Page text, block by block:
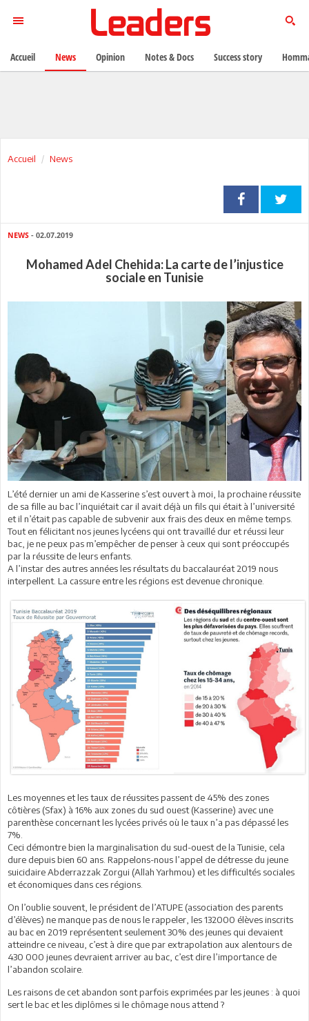
Accueil News
NEWS - 02.07.2019
Mohamed Adel Chehida: La carte de l’injustice
sociale en Tunisie
L’été dernier un ami de Kasserine s’est ouvert à moi, la prochaine réussite
de sa fille au bac l’inquiétait car il avait déjà un fils qui était à l’université
et il n’était pas capable de subvenir aux frais des deux en même temps.
Tout en félicitant nos jeunes lycéens qui ont travaillé dur et réussi leur
bac, je ne peux pas m’empêcher de penser à ceux qui sont préoccupés
par la réussite de leurs enfants.
A l’instar des autres années les résultats du baccalauréat 2019 nous
interpellent. La cassure entre les régions est devenue chronique.
Les moyennes et les taux de réussites passent de 45% des zones
côtières (Sfax) à 16% aux zones du sud ouest (Kasserine) avec une
parenthèse concernant les lycées privés où le taux n’a pas dépassé les
7%.
Ceci démontre bien la marginalisation du sud-ouest de la Tunisie, cela
dure depuis bien 60 ans. Rappelons-nous l’appel de détresse du jeune
suicidaire Abderrazzak Zorgui (Allah Yarhmou) et les difficultés sociales
et économiques dans ces régions.
On l’oublie souvent, le président de l’ATUPE (association des parents
d’élèves) ne manque pas de nous le rappeler, les 132000 élèves inscrits
au bac en 2019 représentent seulement 30% des jeunes qui devaient
atteindre ce niveau, c’est à dire que par extrapolation aux alentours de
430 000 jeunes devraient arriver au bac, c’est dire l’importance de
l’abandon scolaire.
Les raisons de cet abandon sont parfois exprimées par les jeunes : à quoi
sert le bac et les diplômes si le chômage nous attend ?
Accueil News Opinion Notes & Docs Success story